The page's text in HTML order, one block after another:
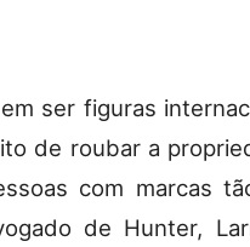
ser figuras
de roubar a
com marcas
de Hunter,